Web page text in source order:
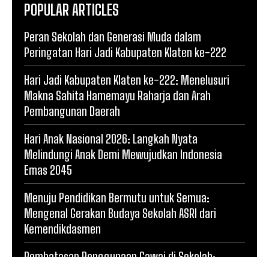
POPULAR ARTICLES
Peran Sekolah dan Generasi Muda dalam
Peringatan Hari Jadi Kabupaten Klaten ke-222
Hari Jadi Kabupaten Klaten ke-222: Menelusuri
Makna Sahita Hamemayu Raharja dan Arah
Pembangunan Daerah
Hari Anak Nasional 2026: Langkah Nyata
Melindungi Anak Demi Mewujudkan Indonesia
Emas 2045
Menuju Pendidikan Bermutu untuk Semua:
Mengenal Gerakan Budaya Sekolah ASRI dari
Kemendikdasmen